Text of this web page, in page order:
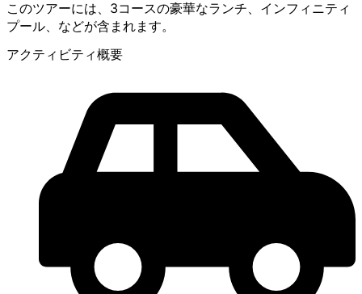
このツアーには、3コースの豪華なランチ、インフィニティ
プール、などが含まれます。
アクティビティ概要